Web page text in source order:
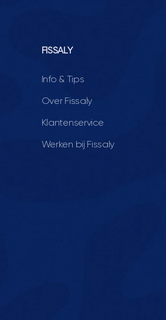
FISSALY
Info & Tips
Over Fissaly
Klantenservice
Werken bij Fissaly